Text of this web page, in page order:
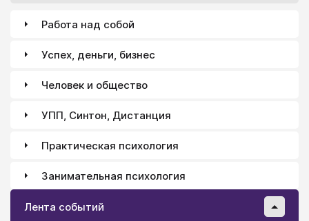
Работа над собой
Успех, деньги, бизнес
Человек и общество
УПП, Синтон, Дистанция
Практическая психология
Занимательная психология
Лента событий